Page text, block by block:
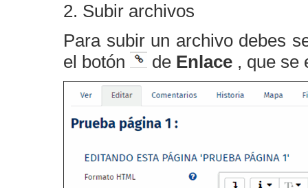
2. Subir archivos
Para subir un archivo debes
el botón
de Enlace , que se